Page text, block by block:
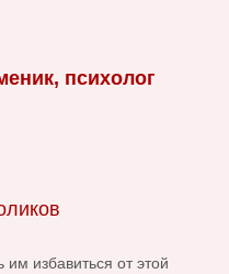
психолог
избавиться от этой